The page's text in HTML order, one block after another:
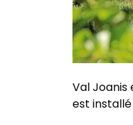
Val Joanis
est